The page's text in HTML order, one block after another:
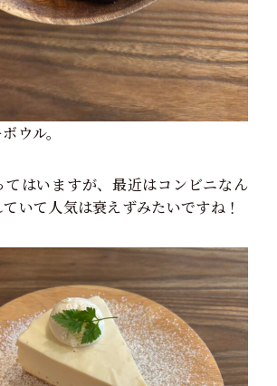
ウル。
てはいますが、最近はコンビニなん
いて人気は衰えずみたいですね！